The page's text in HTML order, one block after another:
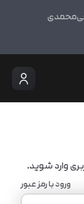
وارد شوید.
ورود با رمز عبور